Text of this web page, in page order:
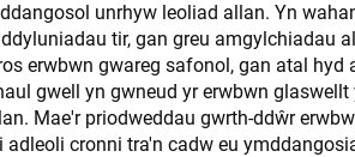
unrhyw leoliad allan. Yn
tir, gan greu
erwbwn gwareg safonol, gan atal
gwell yn gwneud yr erwbwn
Mae'r priodweddau gwrth-ddŵr
cronni tra'n cadw eu